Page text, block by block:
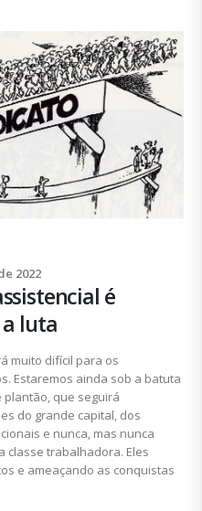
2022
é
luta
muito difícil para os
Estaremos ainda sob a batuta
que seguirá
do grande capital, dos
e nunca, mas nunca
classe trabalhadora. Eles
e ameaçando as conquistas